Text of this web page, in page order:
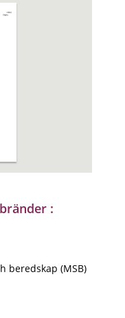
:
beredskap (MSB)